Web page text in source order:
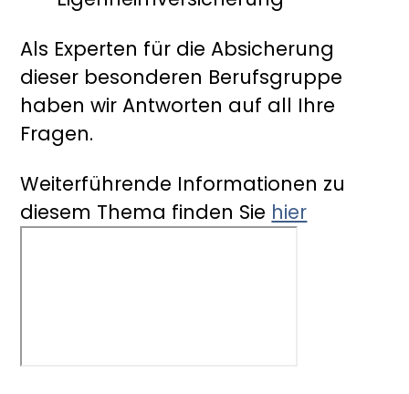
Als Experten für die Absicherung
dieser besonderen Berufsgruppe
haben wir Antworten auf all Ihre
Fragen.
Weiterführende Informationen zu
diesem Thema finden Sie hier